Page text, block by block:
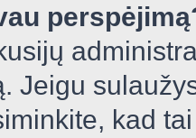
Jeigu
kad